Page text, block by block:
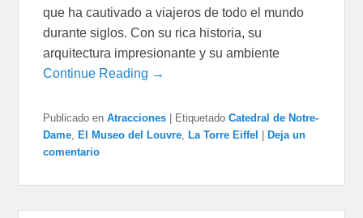
que ha cautivado a viajeros de todo el mundo
durante siglos. Con su rica historia, su
arquitectura impresionante y su ambiente
Continue Reading →
Publicado en Atracciones Etiquetado Catedral de Notre-
Dame
El Museo del Louvre La Torre Eiffel
Deja un
comentario